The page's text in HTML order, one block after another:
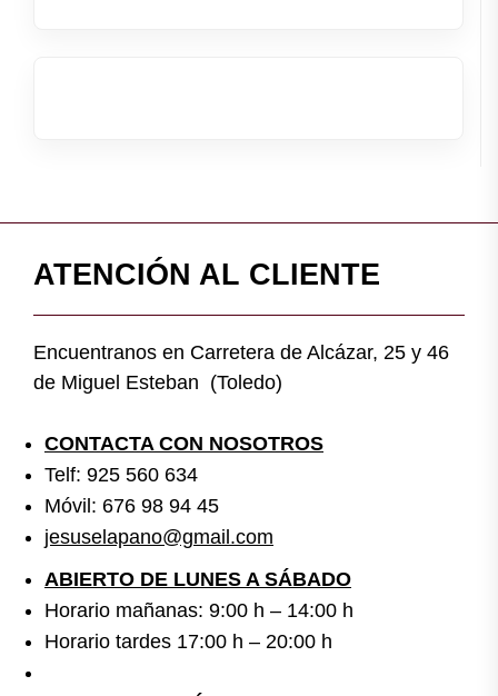
ATENCIÓN AL CLIENTE
Encuentranos en Carretera de Alcázar, 25 y 46
de Miguel Esteban (Toledo)
CONTACTA CON NOSOTROS
Telf: 925 560 634
Móvil: 676 98 94 45
jesuselapano@gmail.com
ABIERTO DE LUNES A SÁBADO
Horario mañanas: 9:00 h – 14:00 h
Horario tardes 17:00 h – 20:00 h